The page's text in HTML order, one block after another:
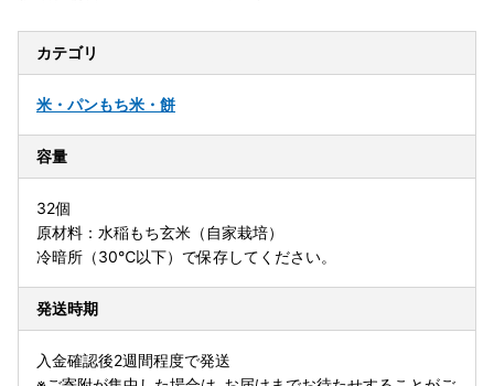
カテゴリ
米・パンもち米・餅
容量
32個
原材料：水稲もち玄米（自家栽培）
冷暗所（30℃以下）で保存してください。
発送時期
入金確認後2週間程度で発送